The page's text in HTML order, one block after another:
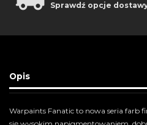
Sprawdź opcje
Opis
Warpaints Fanatic to nowa seria farb